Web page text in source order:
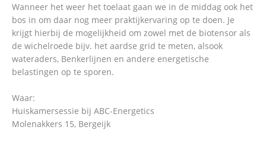
Wanneer het weer het toelaat gaan we in de middag ook het
bos in om daar nog meer praktijkervaring op te doen. Je
krijgt hierbij de mogelijkheid om zowel met de biotensor als
de wichelroede bijv. het aardse grid te meten, alsook
wateraders, Benkerlijnen en andere energetische
belastingen op te sporen.
Waar:
Huiskamersessie bij ABC-Energetics
Molenakkers 15, Bergeijk